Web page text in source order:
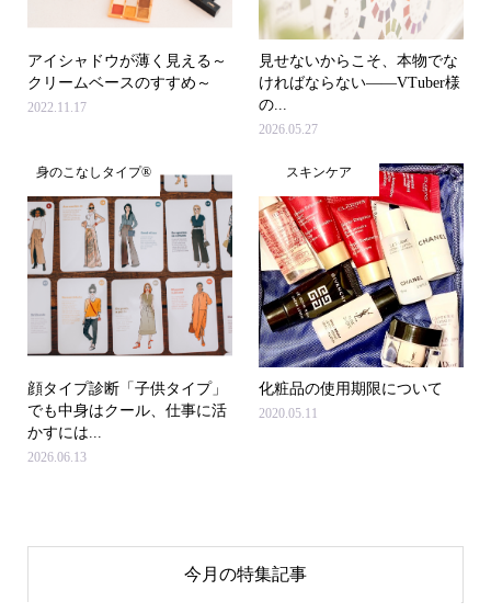
アイシャドウが薄く見える～
クリームベースのすすめ～
2022.11.17
見せないからこそ、本物でな
ければならない――VTuber様
の...
2026.05.27
身のこなしタイプ®
顔タイプ診断「子供タイプ」
でも中身はクール、仕事に活
かすには...
2026.06.13
スキンケア
化粧品の使用期限について
2020.05.11
今月の特集記事